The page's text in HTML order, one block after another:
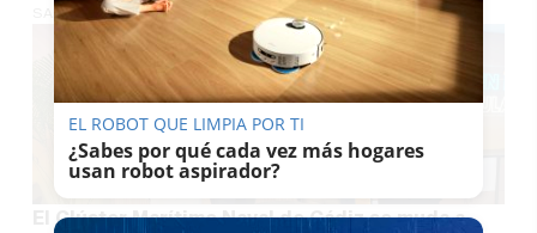
SARA GUERRA
El Clúster Marítimo Naval de Cádiz se muda a
EL ROBOT QUE LIMPIA POR TI
¿Sabes por qué cada vez más hogares
usan robot aspirador?